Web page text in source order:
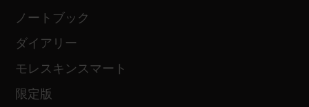
ノートブック
ダイアリー
モレスキンスマート
限定版